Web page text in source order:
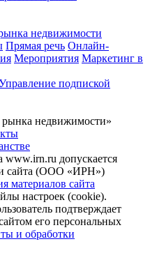
недвижимости
Прямая речь Онлайн-
Мероприятия Маркетинг в
подпиской
недвижимости»
www.irn.ru допускается
сайта (ООО «ИРН»)
материалов сайта
настроек (cookie).
подтверждает
его персональных
и обработки